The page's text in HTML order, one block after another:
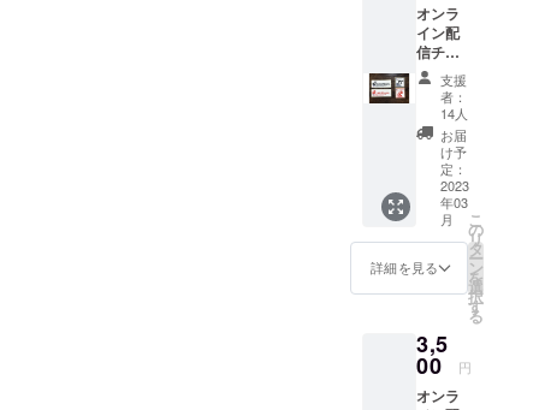
オンラ
イン配
信チ
ケット
＋
フォー
スター
トス
テッ
カー＋
感謝の
お手紙
一般社
団法人
フォー
スター
テッ
カー4種
類の中
からラ
支援
者：
14人
お届
け予
定：
2023
年03
月
詳細を見る
こ
の
リ
タ
ー
ン
を
選
択
す
る
3,5
00 円
オンラ